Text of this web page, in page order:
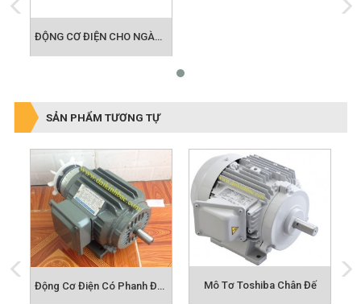
SẢN PHẨM TƯƠNG TỰ
Động Cơ Điện Có Phanh Đuôi Mô Tơ Toshiba Chân Đế